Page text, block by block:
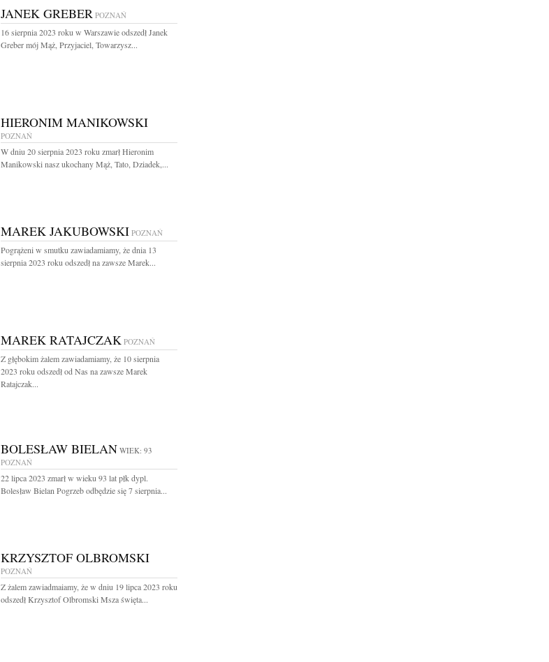
JANEK GREBER POZNAŃ
16 sierpnia 2023 roku w Warszawie odszedł Janek
Greber mój Mąż, Przyjaciel, Towarzysz...
HIERONIM MANIKOWSKI
POZNAŃ
W dniu 20 sierpnia 2023 roku zmarł Hieronim
Manikowski nasz ukochany Mąż, Tato, Dziadek,...
MAREK JAKUBOWSKI POZNAŃ
Pogrążeni w smutku zawiadamiamy, że dnia 13
sierpnia 2023 roku odszedł na zawsze Marek...
MAREK RATAJCZAK POZNAŃ
Z głębokim żalem zawiadamiamy, że 10 sierpnia
2023 roku odszedł od Nas na zawsze Marek
Ratajczak...
BOLESŁAW BIELAN WIEK: 93
POZNAŃ
22 lipca 2023 zmarł w wieku 93 lat płk dypl.
Bolesław Bielan Pogrzeb odbędzie się 7 sierpnia...
KRZYSZTOF OLBROMSKI
POZNAŃ
Z żalem zawiadmaiamy, że w dniu 19 lipca 2023 roku
odszedł Krzysztof Olbromski Msza święta...